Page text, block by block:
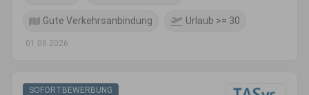
Gute Verkehrsanbindung Urlaub >= 30
01.08.2026
SOFORTBEWERBUNG